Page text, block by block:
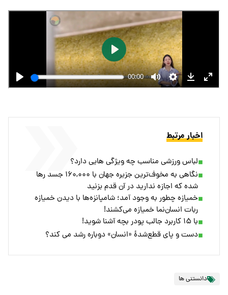
اخبار مرتبط
لباس ورزشی مناسب چه ویژگی هایی دارد؟
نگاهی به مخوف‌ترین جزیره جهان با ۱۶۰,۰۰۰ جسد رها
شده که اجازه ندارید در آن قدم بزنید
خمیازه چطور به وجود آمد؛ شامپانزه‌ها با دیدن خمیازه
ربات انسان‌نما خمیازه می‌کشند!
با ۱۵ کاربرد جالب پودر بچه آشنا شوید!
دست و پای قطع‌شدۀ «انسان» دوباره رشد می کند؟
دانستنی ها